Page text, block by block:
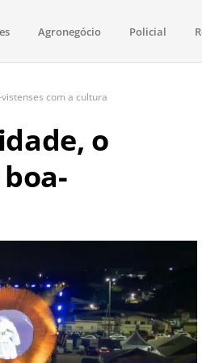
os principais acontecimentos de Boa
Agronegócio Policial
com a cultura
o